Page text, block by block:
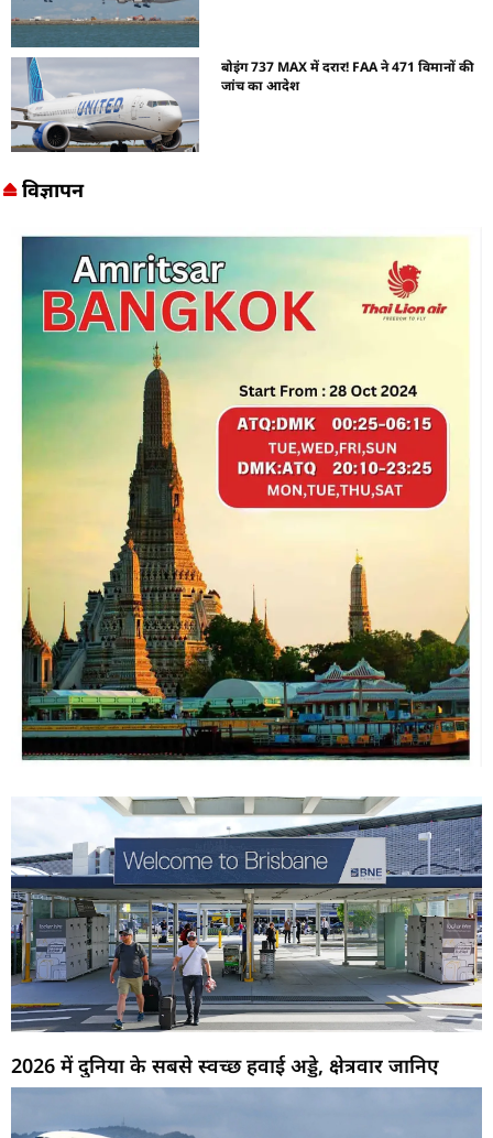
बोइंग 737 MAX में दरार! FAA ने 471 विमानों की
जांच का आदेश
विज्ञापन
2026 में दुनिया के सबसे स्वच्छ हवाई अड्डे, क्षेत्रवार जानिए